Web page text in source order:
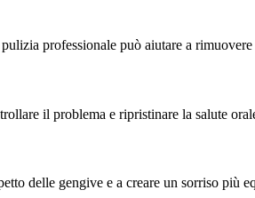
professionale può aiutare a
il problema e ripristinare la salute
delle gengive e a creare un sorriso più